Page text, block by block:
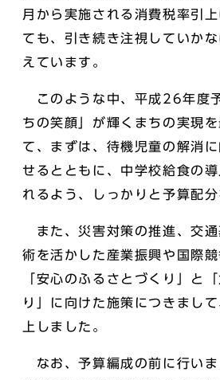
月から実施される消費税率引
ても、引き続き注視していか
えています。
このような中、平成26年度
ちの笑顔」が輝くまちの実現
て、まずは、待機児童の解消
せるとともに、中学校給食の
れるよう、しっかりと予算配分
また、災害対策の推進、交通
術を活かした産業振興や国際競
「安心のふるさとづくり」と
り」に向けた施策につきまし
上しました。
なお、予算編成の前に行いま